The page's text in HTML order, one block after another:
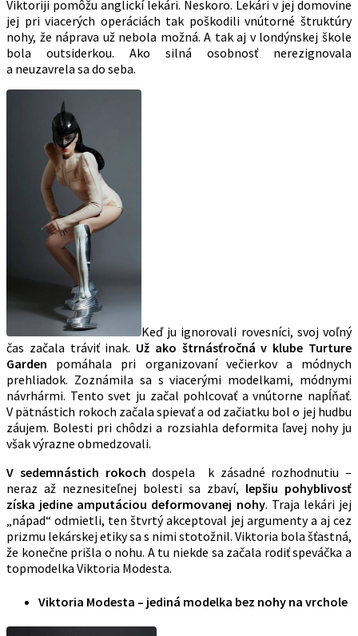
Viktoriji pomôžu anglickí lekári. Neskoro. Lekári v jej domovine
jej pri viacerých operáciách tak poškodili vnútorné štruktúry
nohy, že náprava už nebola možná. A tak aj v londýnskej škole
bola outsiderkou. Ako silná osobnosť nerezignovala
a neuzavrela sa do seba.
Keď ju ignorovali rovesníci, svoj voľný
čas začala tráviť inak. Už ako štrnásťročná v klube Turture
Garden pomáhala pri organizovaní večierkov a módnych
prehliadok. Zoznámila sa s viacerými modelkami, módnymi
návrhármi. Tento svet ju začal pohlcovať a vnútorne napĺňať.
V pätnástich rokoch začala spievať a od začiatku bol o jej hudbu
záujem. Bolesti pri chôdzi a rozsiahla deformita ľavej nohy ju
však výrazne obmedzovali.
V sedemnástich rokochdospela k zásadné rozhodnutiu –
neraz až neznesiteľnej bolesti sa zbaví, lepšiu pohyblivosť
získa jedine amputáciou deformovanej nohy. Traja lekári jej
„nápad“ odmietli, ten štvrtý akceptoval jej argumenty a aj cez
prizmu lekárskej etiky sa s nimi stotožnil. Viktoria bola šťastná,
že konečne prišla o nohu. A tu niekde sa začala rodiť speváčka a
topmodelka Viktoria Modesta.
Viktoria Modesta – jediná modelka bez nohy na vrchole